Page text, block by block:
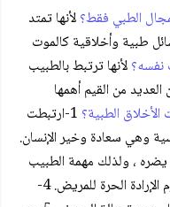
الطبي فقط؟لأنها تمتد
طبية وأخلاقية كالموت
نفسه؟لأنها ترتبط بالطبيب
من القيم أهمها
الطبية؟ 1-ارتبطت
وهي سعادة وخير الإنسان.
يضره ، ولذلك مهمة الطبيب
هي علاج المريض. 3-على الطبيب أن يحترم الإرادة الحرة للمريض. 4-